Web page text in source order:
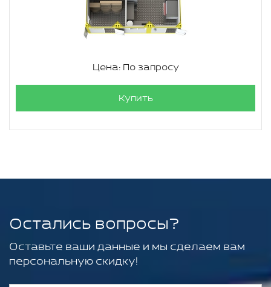
Цена: По запросу
Купить
Остались вопросы?
Оставьте ваши данные и мы сделаем вам
персональную скидку!